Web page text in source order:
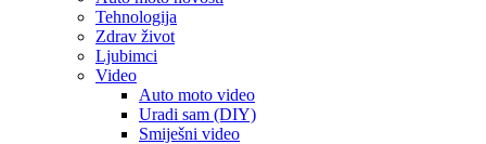
Tehnologija
Zdrav život
Ljubimci
Video
Auto moto video
Uradi sam (DIY)
Smiješni video